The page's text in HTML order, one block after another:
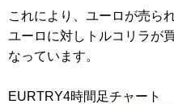
これにより、ユーロが売ら
ユーロに対しトルコリラが
なっています。
EURTRY4時間足チャート